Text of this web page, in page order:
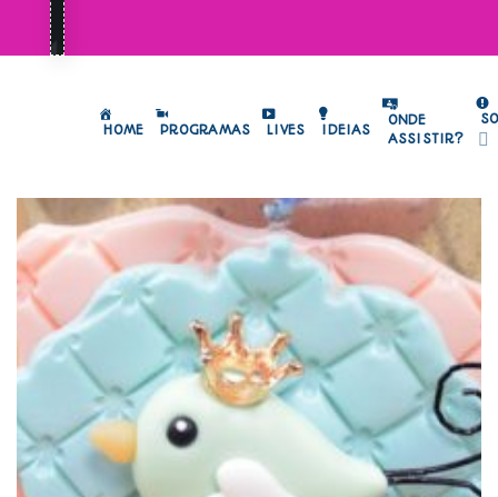
HOME PROGRAMAS LIVES IDEIAS
ONDE
ASSISTIR?